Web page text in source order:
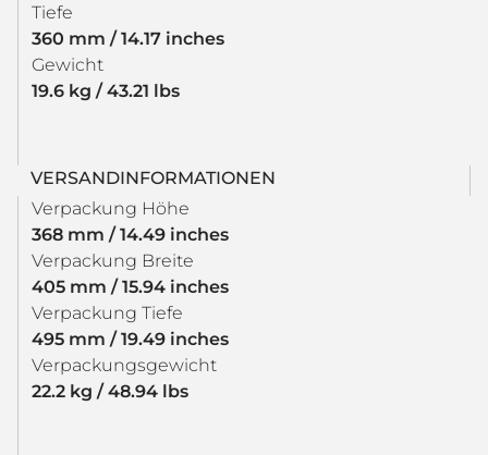
Tiefe
360 mm / 14.17 inches
Gewicht
19.6 kg / 43.21 lbs
VERSANDINFORMATIONEN
Verpackung Höhe
368 mm / 14.49 inches
Verpackung Breite
405 mm / 15.94 inches
Verpackung Tiefe
495 mm / 19.49 inches
Verpackungsgewicht
22.2 kg / 48.94 lbs